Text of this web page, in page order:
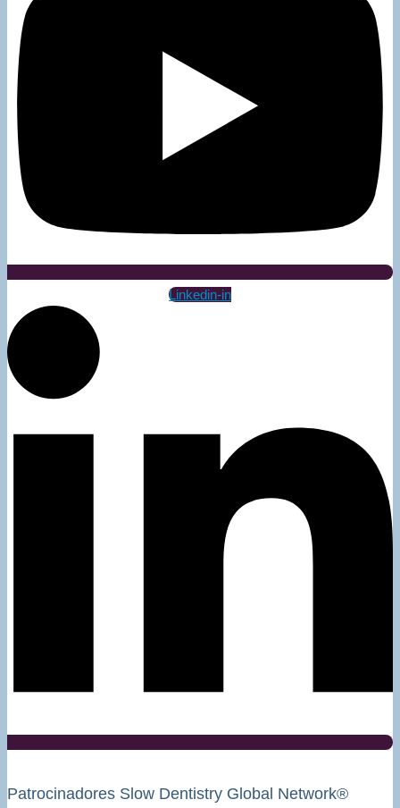
Linkedin-in
Patrocinadores Slow Dentistry Global Network®